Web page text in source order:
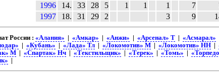
1996
14. 33 28 5 1 1 1 7
1997
18. 31 29 2 3 9
России : «Алания» | «Амкар» | «Анжи» | «Арсенал» Т| «Асмарал»
| «Кубань» | «Лада» Тл| «Локомотив» М| «Локомотив» НН|
М| «Спартак» Нч| «Текстильщик» | «Терек» | «Томь» |
|